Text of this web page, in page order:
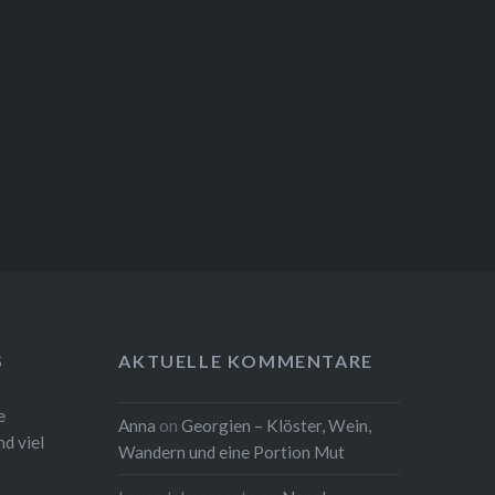
viel
AKTUELLE KOMMENTARE
Anna onGeorgien – Klöster, Wein,
Wandern und eine Portion Mut